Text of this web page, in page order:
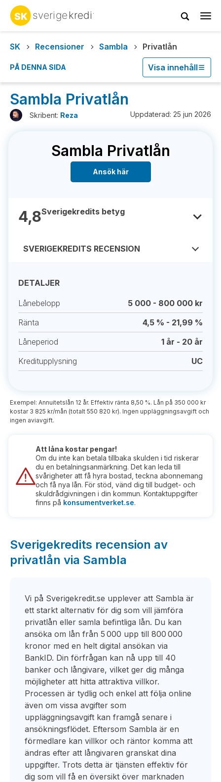
SK
Recensioner Sambla Privatlån
PÅ DENNA SIDA Visa innehåll
Sambla Privatlån
Skribent: Reza Uppdaterad: 25 jun 2026
Sambla Privatlån
Ansök här
4,8Sverigekredits betyg
SVERIGEKREDITS RECENSION
DETALJER
Lånebelopp
5 000 - 800 000 kr
Ränta
4,5 % - 21,99 %
Låneperiod
1 år - 20 år
Kreditupplysning
UC
Exempel: Annuitetslån 12 år. Effektiv ränta 8,50 %. Lån på 350 000 kr
kostar 3 825 kr/mån (totalt 550 820 kr). Ingen uppläggningsavgift och
ingen aviavgift.
Att låna kostar pengar!
Om du inte kan betala tillbaka skulden i tid riskerar
du en betalningsanmärkning. Det kan leda till
svårigheter att få hyra bostad, teckna abonnemang
och få nya lån. För stöd, vänd dig till budget- och
skuldrådgivningen i din kommun. Kontaktuppgifter
finns på konsumentverket.se.
Sverigekredits recension av
privatlån via Sambla
Vi på Sverigekredit.se upplever att Sambla är
ett starkt alternativ för dig som vill jämföra
privatlån eller samla befintliga lån. Du kan
ansöka om lån från 5 000 upp till 800 000
kronor med en helt digital ansökan via
BankID. Din förfrågan kan nå upp till 40
banker och långivare, vilket ger dig många
möjligheter att hitta attraktiva villkor.
Processen är tydlig och enkel att följa online
även om vissa avgifter som
uppläggningsavgift kan framgå senare i
ansökningsflödet. Eftersom Sambla är en
förmedlare kan villkor och räntor komma att
ändras efter att långivaren granskat dina
uppgifter. Trots detta är tjänsten effektiv för
dig som vill få en översikt över marknaden